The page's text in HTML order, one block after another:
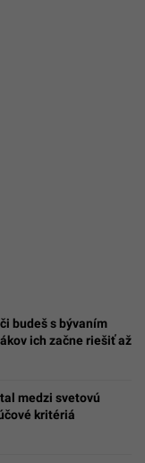
budeš s bývaním
ich začne riešiť až
medzi svetovú
kritériá